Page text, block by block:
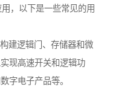
，以下是一些常见的用
建逻辑门、存储器和微
现高速开关和逻辑功
字电子产品等。